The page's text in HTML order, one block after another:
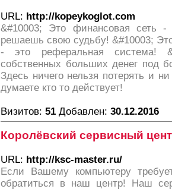
URL: http://kopeykoglot.com
&#10003; Это финансовая сеть
решаешь свою судьбу! &#10003;
- это реферальная система!
собственных больших денег под
Здесь ничего нельзя потерять и
думаете кто то действует!
Визитов: 51 Добавлен: 30.12.2016
Королёвский сервисный
URL: http://ksc-master.ru/
Если Вашему компьютеру
обратиться в наш центр! Наш